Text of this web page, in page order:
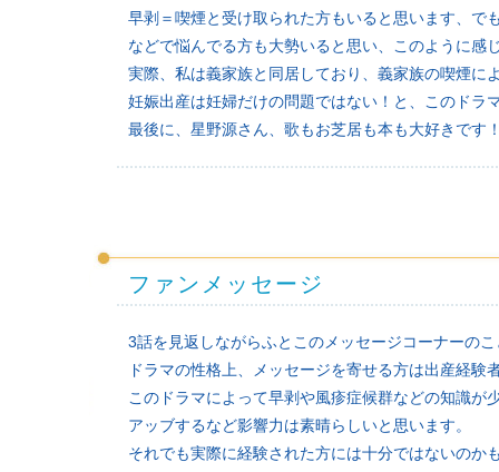
早剥＝喫煙と受け取られた方もいると思います、で
などで悩んでる方も大勢いると思い、このように感
実際、私は義家族と同居しており、義家族の喫煙に
妊娠出産は妊婦だけの問題ではない！と、このドラ
最後に、星野源さん、歌もお芝居も本も大好きです
ファンメッセージ
3話を見返しながらふとこのメッセージコーナーの
ドラマの性格上、メッセージを寄せる方は出産経
このドラマによって早剥や風疹症候群などの知識
アッブするなど影響力は素晴らしいと思います。
それでも実際に経験された方には十分ではないのか